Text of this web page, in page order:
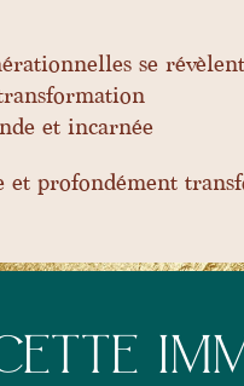
se révèlent
et incarnée
et profondément